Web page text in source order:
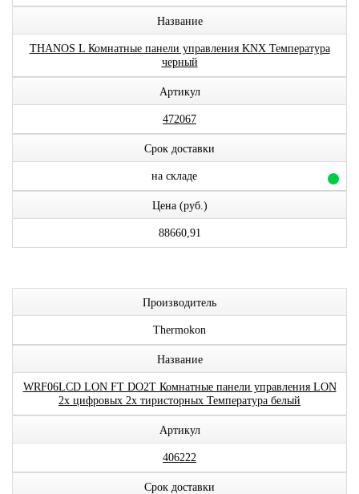
Название
THANOS L Комнатные панели управления KNX Температура
черный
Артикул
472067
Срок доставки
на складе
Цена (руб.)
88660,91
Производитель
Thermokon
Название
WRF06LCD LON FT DO2T Комнатные панели управления LON
2x цифровых 2x тиристорных Температура белый
Артикул
406222
Срок доставки